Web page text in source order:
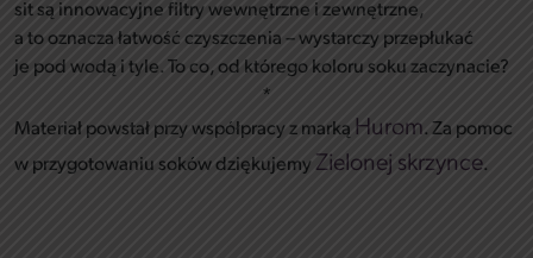
sit są innowacyjne filtry wewnętrzne i zewnętrzne,
a to oznacza łatwość czyszczenia – wystarczy przepłukać
je pod wodą i tyle. To co, od którego koloru soku zaczynacie?
*
Materiał powstał przy współpracy z marką Hurom. Za pomoc
w przygotowaniu soków dziękujemy Zielonej skrzynce.